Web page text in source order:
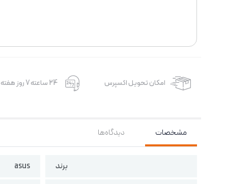
امکان تحویل اکسپرس 24 ساعته 7 روز هفته
مشخصات دیدگاه‌ها
برند
asus